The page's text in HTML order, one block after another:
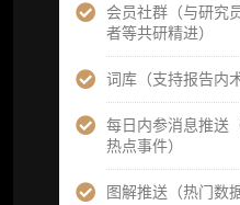
会员社群（与研究
者等共研精进）
词库（支持报告内
每日内参消息推送
热点事件）
图解推送（热门数
市场脉搏分析、融
更新，市场热点与
项目融资数据库
事件追踪数据库
会员周报（一周精